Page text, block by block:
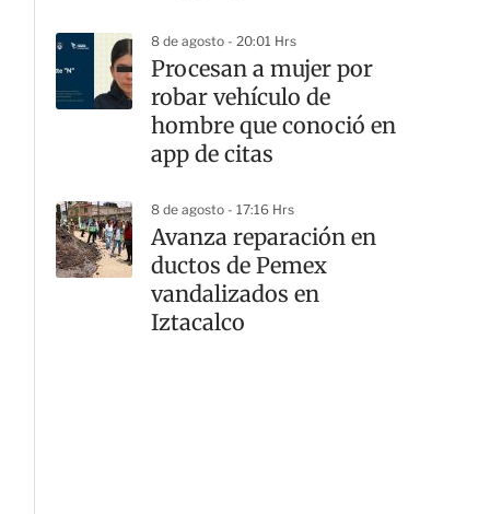
8 de agosto - 20:01 Hrs
Procesan a mujer por
robar vehículo de
hombre que conoció en
app de citas
8 de agosto - 17:16 Hrs
Avanza reparación en
ductos de Pemex
vandalizados en
Iztacalco